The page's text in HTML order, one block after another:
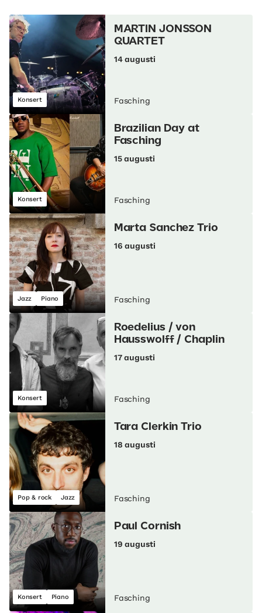
Konsert
MARTIN JONSSON
QUARTET
14 augusti
Fasching
Konsert
Brazilian Day at
Fasching
15 augusti
Fasching
Jazz Piano
Marta Sanchez Trio
16 augusti
Fasching
Konsert
Roedelius / von
Hausswolff / Chaplin
17 augusti
Fasching
Pop & rock Jazz
Tara Clerkin Trio
18 augusti
Fasching
Konsert Piano
Paul Cornish
19 augusti
Fasching